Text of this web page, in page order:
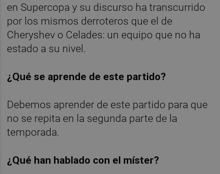
en Supercopa y su discurso ha transcurrido
por los mismos derroteros que el de
Cheryshev o Celades: un equipo que no ha
estado a su nivel.
¿Qué se aprende de este partido?
Debemos aprender de este partido para que
no se repita en la segunda parte de la
temporada.
¿Qué han hablado con el míster?